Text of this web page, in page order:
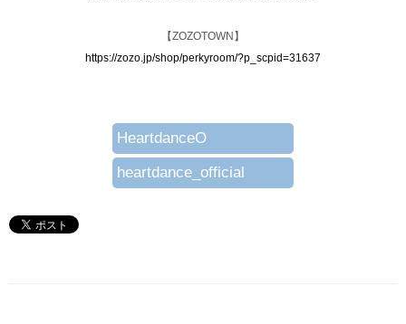
【ZOZOTOWN】
https://zozo.jp/shop/perkyroom/?p_scpid=31637
HeartdanceO
heartdance_official